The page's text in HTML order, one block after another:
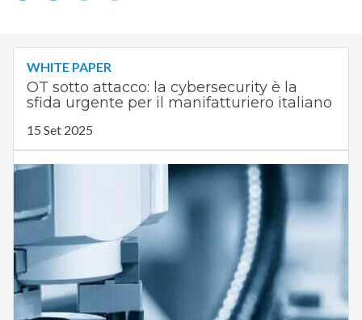
WHITE PAPER
OT sotto attacco: la cybersecurity è la
sfida urgente per il manifatturiero italiano
15 Set 2025